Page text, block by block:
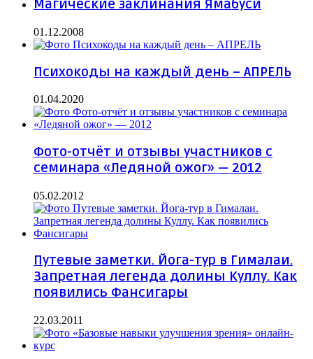
Магические заклинания Ямабуси
01.12.2008
Психокоды на каждый день – АПРЕЛЬ
01.04.2020
Фото-отчёт и отзывы участников с
семинара «Ледяной ожог» — 2012
05.02.2012
Путевые заметки. Йога-тур в Гималаи.
Запретная легенда долины Куллу. Как
появились Фансигары
22.03.2011